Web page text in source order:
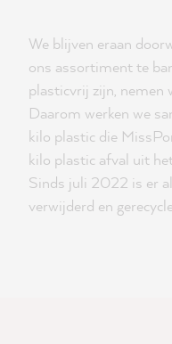
We blijven eraan
ons assortiment te
plasticvrij zijn, nemen
Daarom werken we
kilo plastic die
kilo plastic afval uit
Sinds juli 2022 is er
verwijderd en